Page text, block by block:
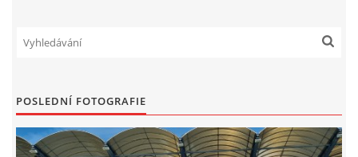
ARCHÍV
POSLEDNÍ FOTOGRAFIE